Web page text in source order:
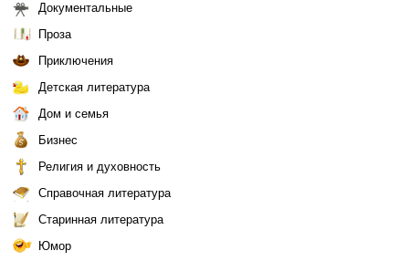
Документальные
Проза
Приключения
Детская литература
Дом и семья
Бизнес
Религия и духовность
Справочная литература
Старинная литература
Юмор